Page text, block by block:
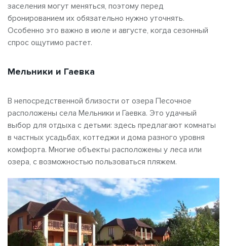
заселения могут меняться, поэтому перед
бронированием их обязательно нужно уточнять.
Особенно это важно в июле и августе, когда сезонный
спрос ощутимо растет.
Мельники и Гаевка
В непосредственной близости от озера Песочное
расположены села Мельники и Гаевка. Это удачный
выбор для отдыха с детьми: здесь предлагают комнаты
в частных усадьбах, коттеджи и дома разного уровня
комфорта. Многие объекты расположены у леса или
озера, с возможностью пользоваться пляжем.